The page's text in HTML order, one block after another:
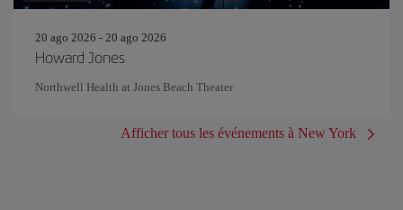
20 ago 2026 - 20 ago 2026
Howard Jones
Northwell Health at Jones Beach Theater
Afficher tous les événements à New York